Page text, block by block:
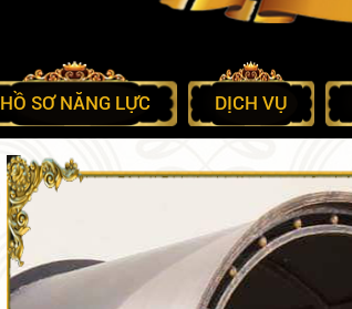
HỒ SƠ NĂNG LỰC DỊCH VỤ